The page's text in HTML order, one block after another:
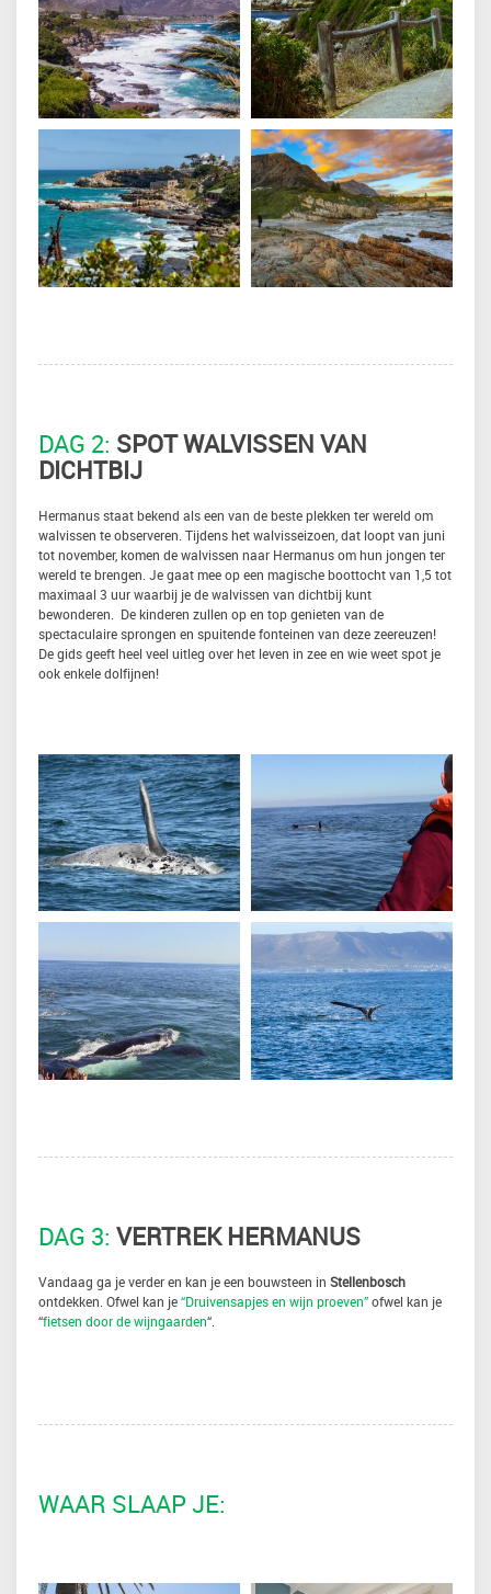
DAG 2: SPOT WALVISSEN VAN
DICHTBIJ
Hermanus staat bekend als een van de beste plekken ter wereld om
walvissen te observeren. Tijdens het walvisseizoen, dat loopt van juni
tot november, komen de walvissen naar Hermanus om hun jongen ter
wereld te brengen. Je gaat mee op een magische boottocht van 1,5 tot
maximaal 3 uur waarbij je de walvissen van dichtbij kunt
bewonderen. De kinderen zullen op en top genieten van de
spectaculaire sprongen en spuitende fonteinen van deze zeereuzen!
De gids geeft heel veel uitleg over het leven in zee en wie weet spot je
ook enkele dolfijnen!
DAG 3: VERTREK HERMANUS
Vandaag ga je verder en kan je een bouwsteen in Stellenbosch
ontdekken. Ofwel kan je“Druivensapjes en wijn proeven”ofwel kan je
“fietsen door de wijngaarden“.
WAAR SLAAP JE: